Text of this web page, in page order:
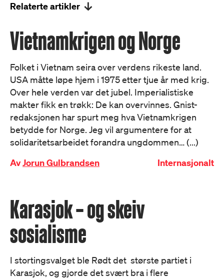
Relaterte artikler
Vietnamkrigen og Norge
Folket i Vietnam seira over verdens rikeste land.
USA måtte løpe hjem i 1975 etter tjue år med krig.
Over hele verden var det jubel. Imperialistiske
makter fikk en trøkk: De kan overvinnes. Gnist-
redaksjonen har spurt meg hva Vietnamkrigen
betydde for Norge. Jeg vil argumentere for at
solidaritetsarbeidet forandra ungdommen… (...)
AvJorun Gulbrandsen Internasjonalt
Karasjok – og skeiv
sosialisme
I stortingsvalget ble Rødt det største partiet i
Karasjok, og gjorde det svært bra i flere